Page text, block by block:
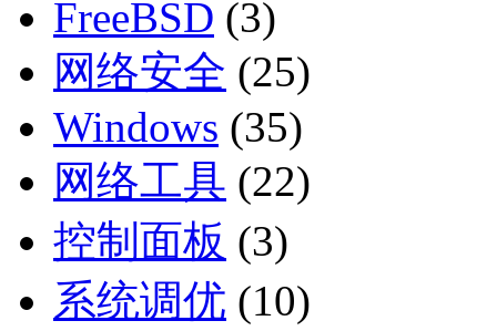
FreeBSD (3)
网络安全 (25)
Windows (35)
网络工具 (22)
控制面板 (3)
系统调优 (10)